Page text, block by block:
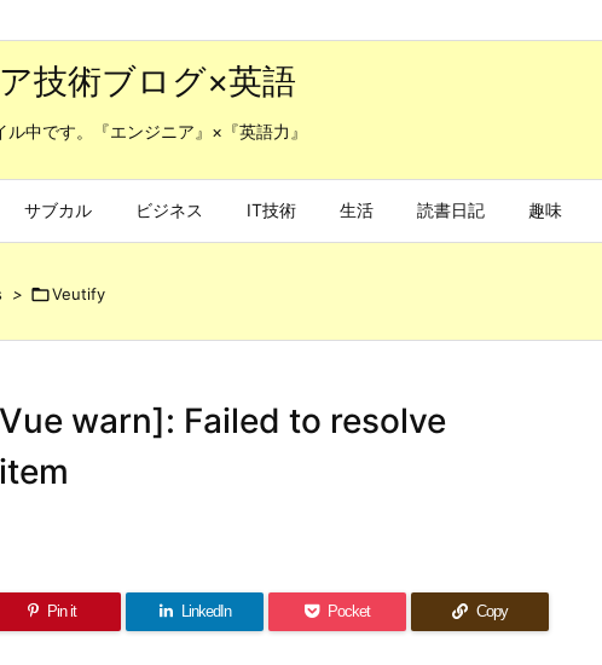
技術ブログ×英語
中です。『エンジニア』×『英語力』
サブカル ビジネス IT技術 生活 読書日記 趣味
> Veutify
warn]: Failed to resolve
Pin it LinkedIn Pocket Copy